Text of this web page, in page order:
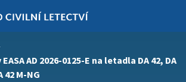
AD 2026-0125-E na letadla DA 42, DA
42 M-NG